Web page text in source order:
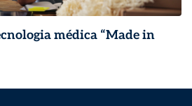
médica “Made in